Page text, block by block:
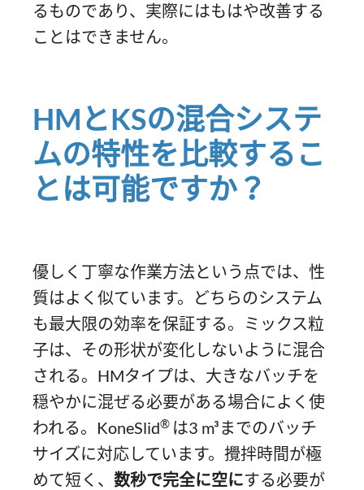
るものであり、実際にはもはや改善する
ことはできません。
HMとKSの混合システ
ムの特性を比較するこ
とは可能ですか？
優しく丁寧な作業方法という点では、性
質はよく似ています。どちらのシステム
も最大限の効率を保証する。ミックス粒
子は、その形状が変化しないように混合
される。HMタイプは、大きなバッチを
穏やかに混ぜる必要がある場合によく使
われる。KoneSlid® は3 m³までのバッチ
サイズに対応しています。攪拌時間が極
めて短く、 数秒で完全に空にする必要が